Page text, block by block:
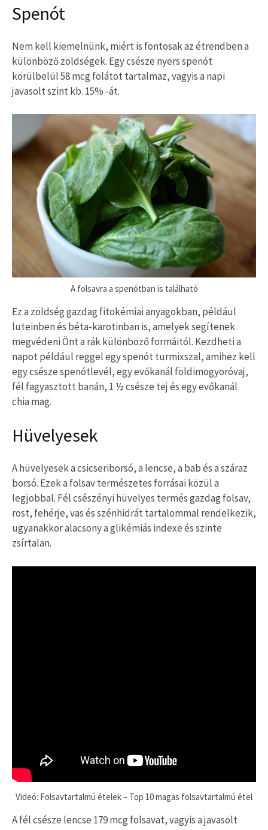
Spenót
Nem kell kiemelnünk, miért is fontosak az étrendben a
különböző zöldségek. Egy csésze nyers spenót
körülbelül 58 mcg folátot tartalmaz, vagyis a napi
javasolt szint kb. 15% -át.
A folsavra a spenótban is található
Ez a zöldség gazdag fitokémiai anyagokban, például
luteinben és béta-karotinban is, amelyek segítenek
megvédeni Önt a rák különböző formáitól. Kezdheti a
napot például reggel egy spenót turmixszal, amihez kell
egy csésze spenótlevél, egy evőkanál földimogyoróvaj,
fél fagyasztott banán, 1 ½ csésze tej és egy evőkanál
chia mag.
Hüvelyesek
A hüvelyesek a csicseriborsó, a lencse, a bab és a száraz
borsó. Ezek a folsav természetes forrásai közül a
legjobbal. Fél csészényi hüvelyes termés gazdag folsav,
rost, fehérje, vas és szénhidrát tartalommal rendelkezik,
ugyanakkor alacsony a glikémiás indexe és szinte
zsírtalan.
Videó: Folsavtartalmú ételek – Top 10 magas folsavtartalmú étel
A fél csésze lencse 179 mcg folsavat, vagyis a javasolt